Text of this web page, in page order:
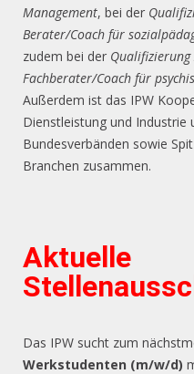
Management, bei der
Berater/Coach für
zudem bei der
Fachberater/Coach für
Außerdem ist das IPW
Dienstleistung und Industrie
Bundesverbänden sowie
Branchen zusammen.
Aktuelle
Das IPW sucht zum
Werkstudenten (m/w/d)